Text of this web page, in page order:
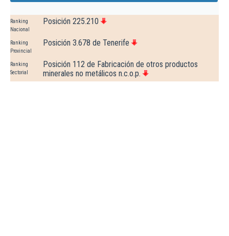
Ranking
Nacional
Posición 225.210
Ranking
Provincial
Posición 3.678 de Tenerife
Ranking
Sectorial
Posición 112 de Fabricación de otros productos
minerales no metálicos n.c.o.p.